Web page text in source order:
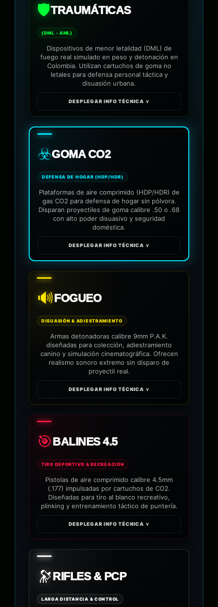
🛡️TRAUMÁTICAS
(DML - AML)
Dispositivos de menor letalidad (DML) de
fuego real simulado en peso y detonación en
Colombia. Utilizan cartuchos de goma no
letales para defensa personal táctica y
disuasión urbana.
DESPLEGAR INFO TÉCNICA ∨
☣️GOMA CO2
DEFENSA DE HOGAR (HDP/HDR)
Plataformas de aire comprimido (HDP/HDR) de
gas CO2 para defensa de hogar sin pólvora.
Disparan proyectiles de goma calibre .50 o .68
con alto poder disuasivo y seguridad
doméstica.
DESPLEGAR INFO TÉCNICA ∨
🔊FOGUEO
DISUASIÓN & ADIESTRAMIENTO
Armas detonadoras calibre 9mm P.A.K.
diseñadas para colección, adiestramiento
canino y simulación cinematográfica. Ofrecen
realismo sonoro extremo sin disparo de
proyectil real.
DESPLEGAR INFO TÉCNICA ∨
🎯BALINES 4.5
TIRO DEPORTIVO & RECREACIÓN
Pistolas de aire comprimido calibre 4.5mm
(.177) impulsadas por cartuchos de CO2.
Diseñadas para tiro al blanco recreativo,
plinking y entrenamiento táctico de puntería.
DESPLEGAR INFO TÉCNICA ∨
🔭RIFLES & PCP
LARGA DISTANCIA & CONTROL